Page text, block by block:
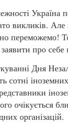
Україна
викликів.
переможемо!
про себе
Дня
сотні
очікується
організацій.